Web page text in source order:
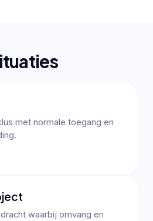
met normale toegang en
waarbij omvang en